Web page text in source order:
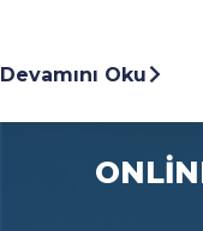
Devamını Oku